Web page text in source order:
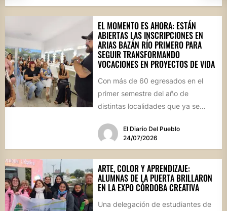
EL MOMENTO ES AHORA: ESTÁN
ABIERTAS LAS INSCRIPCIONES EN
ARIAS BAZÁN RÍO PRIMERO PARA
SEGUIR TRANSFORMANDO
VOCACIONES EN PROYECTOS DE VIDA
Con más de 60 egresados en el
primer semestre del año de
distintas localidades que ya se
El Diario Del Pueblo
24/07/2026
ARTE, COLOR Y APRENDIZAJE:
ALUMNAS DE LA PUERTA BRILLARON
EN LA EXPO CÓRDOBA CREATIVA
Una delegación de estudiantes de